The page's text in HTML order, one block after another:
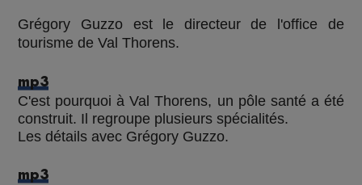
Grégory Guzzo est le directeur de l'office de
tourisme de Val Thorens.
mp3
C'est pourquoi à Val Thorens, un pôle santé a été
construit. Il regroupe plusieurs spécialités.
Les détails avec Grégory Guzzo.
mp3